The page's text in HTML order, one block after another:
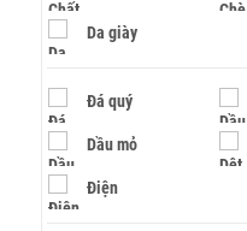
Da giày
Đá quý
Dầu mỏ
Điện